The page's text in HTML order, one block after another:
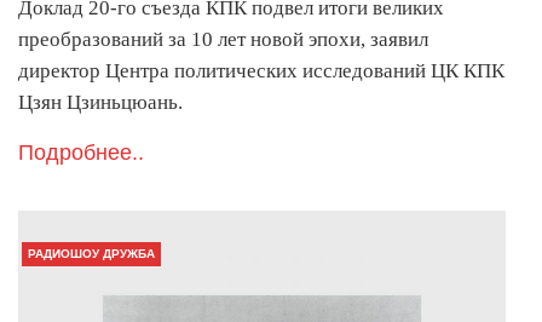
Доклад 20-го съезда КПК подвел итоги великих
преобразований за 10 лет новой эпохи, заявил
директор Центра политических исследований ЦК КПК
Цзян Цзиньцюань.
Подробнее..
РАДИОШОУ ДРУЖБА